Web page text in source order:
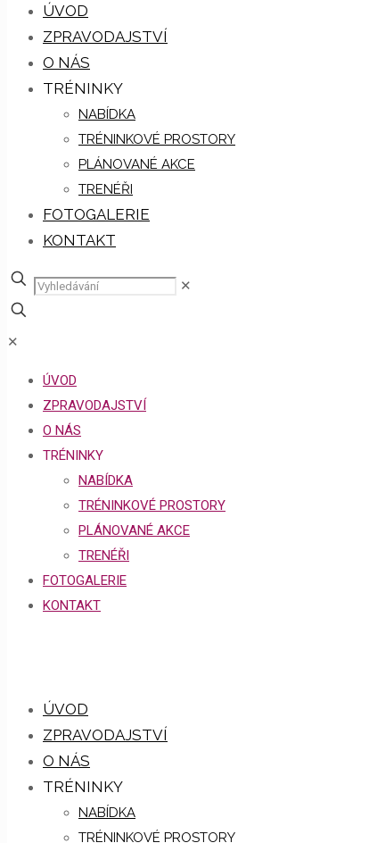
ÚVOD
ZPRAVODAJSTVÍ
O NÁS
TRÉNINKY
NABÍDKA
TRÉNINKOVÉ PROSTORY
PLÁNOVANÉ AKCE
TRENÉŘI
FOTOGALERIE
KONTAKT
✕
✕
ÚVOD
ZPRAVODAJSTVÍ
O NÁS
TRÉNINKY
NABÍDKA
TRÉNINKOVÉ PROSTORY
PLÁNOVANÉ AKCE
TRENÉŘI
FOTOGALERIE
KONTAKT
ÚVOD
ZPRAVODAJSTVÍ
O NÁS
TRÉNINKY
NABÍDKA
TRÉNINKOVÉ PROSTORY